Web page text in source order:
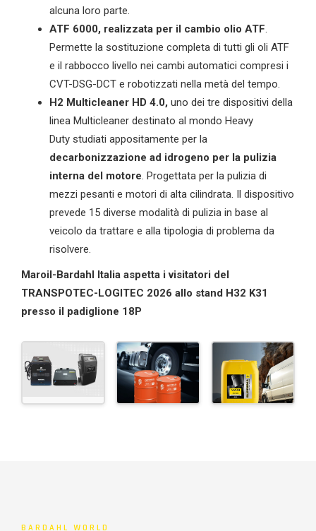
alcuna loro parte.
ATF 6000, realizzata per il cambio olio ATF.
Permette la sostituzione completa di tutti gli oli ATF
e il rabbocco livello nei cambi automatici compresi i
CVT-DSG-DCT e robotizzati nella metà del tempo.
H2 Multicleaner HD 4.0, uno dei tre dispositivi della
linea Multicleaner destinato al mondo Heavy
Duty studiati appositamente per la
decarbonizzazione ad idrogeno per la pulizia
interna del motore. Progettata per la pulizia di
mezzi pesanti e motori di alta cilindrata. Il dispositivo
prevede 15 diverse modalità di pulizia in base al
veicolo da trattare e alla tipologia di problema da
risolvere.
Maroil-Bardahl Italia aspetta i visitatori del
TRANSPOTEC-LOGITEC 2026 allo stand H32 K31
presso il padiglione 18P
BARDAHL WORLD